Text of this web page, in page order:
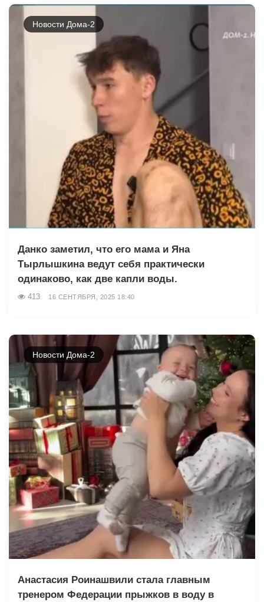
Новости Дома-2
Данко заметил, что его мама и Яна
Тырлышкина ведут себя практически
одинаково, как две капли воды.
413 16 СЕНТЯБРЯ, 2025 18:40
Новости Дома-2
Анастасия Роинашвили стала главным
тренером Федерации прыжков в воду в